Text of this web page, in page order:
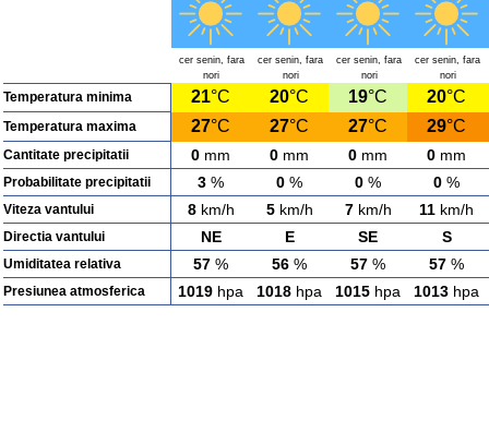
cer senin, fara
nori
cer senin, fara
nori
cer senin, fara
nori
cer senin, fara
nori
Temperatura minima 21°C 20°C 19°C 20°C
Temperatura maxima 27°C 27°C 27°C 29°C
Cantitate precipitatii 0 mm 0 mm 0 mm 0 mm
Probabilitate precipitatii 3 % 0 % 0 % 0 %
Viteza vantului 8km/h 5km/h 7km/h 11 km/h
Directia vantului NE E SE S
Umiditatea relativa 57 % 56 % 57 % 57 %
Presiunea atmosferica 1019 hpa 1018 hpa 1015 hpa 1013 hpa